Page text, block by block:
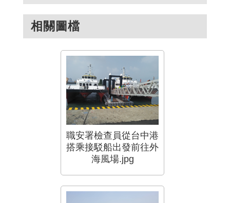
相關圖檔
職安署檢查員從台中港
搭乘接駁船出發前往外
海風場.jpg